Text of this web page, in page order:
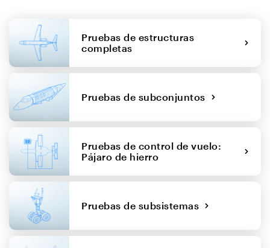
Pruebas de estructuras
completas
Pruebas de subconjuntos
Pruebas de control de vuelo:
Pájaro de hierro
Pruebas de subsistemas